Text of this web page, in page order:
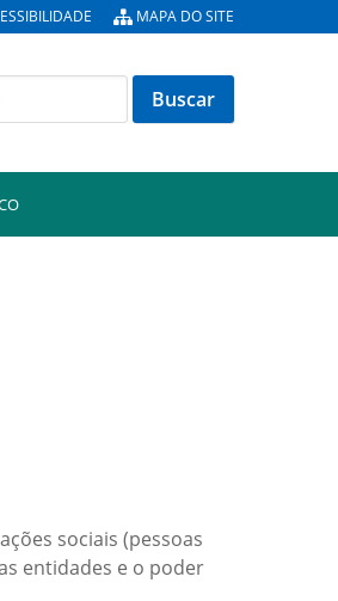
MAPA DO SITE
sociais (pessoas
entidades e o poder